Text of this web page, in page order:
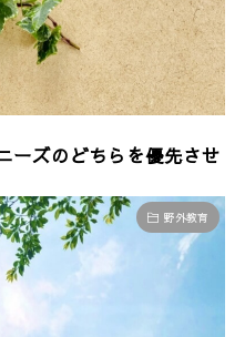
ーズのどちらを優先させ
野外教育